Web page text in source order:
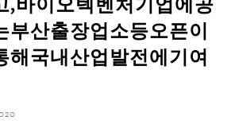
부산출장업소등오픈이
해국내산업발전에기여